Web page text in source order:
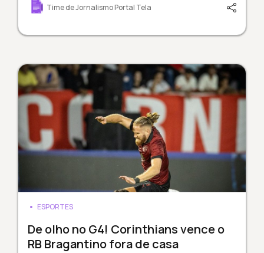
Time de Jornalismo Portal Tela
ESPORTES
De olho no G4! Corinthians vence o
RB Bragantino fora de casa